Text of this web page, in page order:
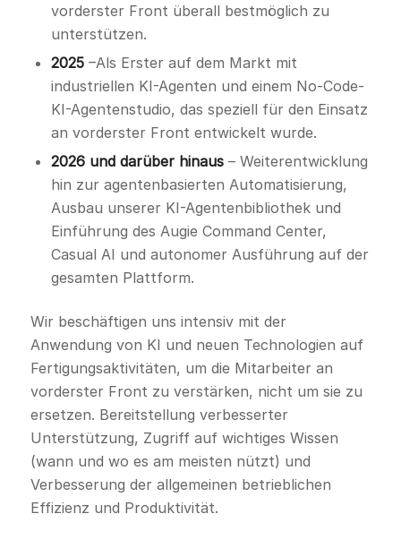
vorderster Front überall bestmöglich zu
unterstützen.
2025–Als Erster auf dem Markt mit
industriellen KI-Agenten und einem No-Code-
KI-Agentenstudio, das speziell für den Einsatz
an vorderster Front entwickelt wurde.
2026 und darüber hinaus– Weiterentwicklung
hin zur agentenbasierten Automatisierung,
Ausbau unserer KI-Agentenbibliothek und
Einführung des Augie Command Center,
Casual AI und autonomer Ausführung auf der
gesamten Plattform.
Wir beschäftigen uns intensiv mit der
Anwendung von KI und neuen Technologien auf
Fertigungsaktivitäten, um die Mitarbeiter an
vorderster Front zu verstärken, nicht um sie zu
ersetzen. Bereitstellung verbesserter
Unterstützung, Zugriff auf wichtiges Wissen
(wann und wo es am meisten nützt) und
Verbesserung der allgemeinen betrieblichen
Effizienz und Produktivität.